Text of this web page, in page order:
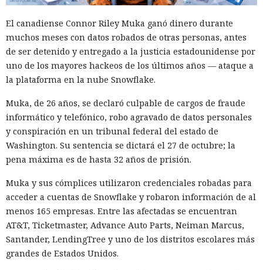
inverso. La Administración del Ciberespacio de China
anunció el inicio de una revisión de los productos de la
estadounidense Palo Alto Networks que se venden en el
territorio del país, citando riesgos para la infraestructura
informática crítica y la seguridad nacional.
El regulador no nombró productos concretos de la compañía
sujetos a revisión, no reveló la naturaleza de posibles
vulnerabilidades ni precisó qué medidas podrían seguir en
caso de detectarse incumplimientos.
La decisión se produjo en medio del empeoramiento de las
disputas comerciales y tecnológicas entre Pekín y
Washington, que ponen en peligro la frágil tregua
alcanzada en las últimas cumbres bilaterales. El día
anterior, el Ministerio de Comercio de China anunció
nuevas restricciones contra empresas estadounidenses y la
exportación de drones a EE. UU., calificándolas como
respuesta a las recientes medidas de Washington contra el
El canadiense Connor Riley Muka ganó dinero durante
muchos meses con datos robados de otras personas, antes
de ser detenido y entregado a la justicia estadounidense por
uno de los mayores hackeos de los últimos años — ataque a
la plataforma en la nube Snowflake.
Muka, de 26 años, se declaró culpable de cargos de fraude
informático y telefónico, robo agravado de datos personales
y conspiración en un tribunal federal del estado de
Washington. Su sentencia se dictará el 27 de octubre; la
pena máxima es de hasta 32 años de prisión.
Muka y sus cómplices utilizaron credenciales robadas para
acceder a cuentas de Snowflake y robaron información de al
menos 165 empresas. Entre las afectadas se encuentran
AT&T, Ticketmaster, Advance Auto Parts, Neiman Marcus,
Santander, LendingTree y uno de los distritos escolares más
grandes de Estados Unidos.